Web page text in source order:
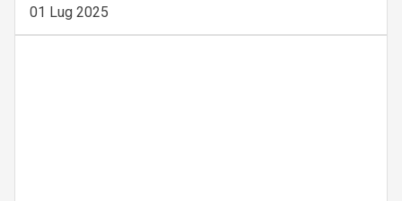
01 Lug 2025